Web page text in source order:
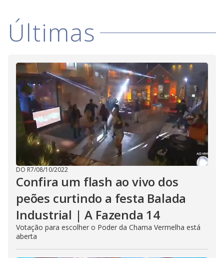
e
o
Últimas
DO R7/08/10/2022
Confira um flash ao vivo dos
peões curtindo a festa Balada
Industrial | A Fazenda 14
Votação para escolher o Poder da Chama Vermelha está
aberta